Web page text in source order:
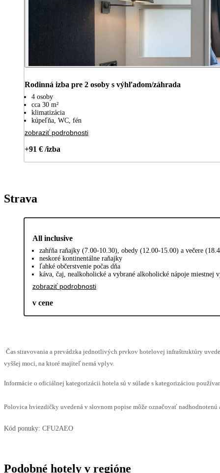
Rodinná izba pre 2 osoby s výhľadom/záhrada
4 osoby
cca 30 m²
klimatizácia
kúpeľňa, WC, fén
zobraziť podrobnosti
+91 € /izba
Strava
All inclusive
zahŕňa raňajky (7.00-10.30), obedy (12.00-15.00) a večere
neskoré kontinentálne raňajky
ľahké občerstvenie počas dňa
káva, čaj, nealkoholické a vybrané alkoholické nápoje miestnej
zobraziť podrobnosti
v cene
Čas stravovania a prevádzka jednotlivých prvkov hotelovej infraštruktúry
vyššej moci, na ktoré majiteľ nemá vplyv.
Informácie o oficiálnej kategorizácii hotela sú v súlade s kategorizáciou
Polovica hviezdičky uvedená v slovnom popise môže označovať
Kód ponuky: CFU2AEO
Podobné hotely v regióne